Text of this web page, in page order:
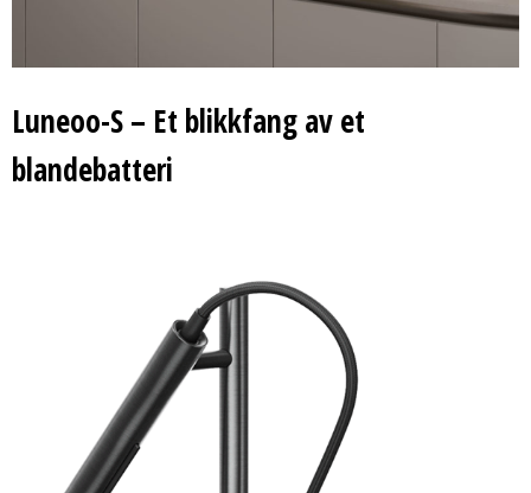
Luneoo-S – Et blikkfang av et
blandebatteri